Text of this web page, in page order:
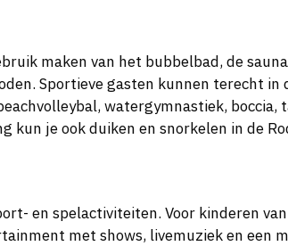
maken van het bubbelbad, de
Sportieve gasten kunnen terecht in
watergymnastiek,
kun je ook duiken en snorkelen in de
en spelactiviteiten. Voor kinderen
met shows, livemuziek en een